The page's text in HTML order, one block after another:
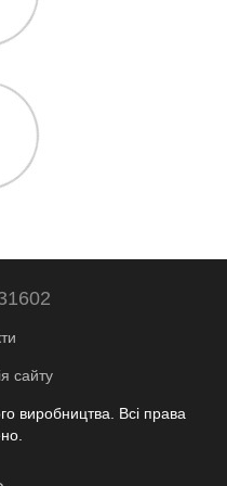
сайту
виробництва. Всі права